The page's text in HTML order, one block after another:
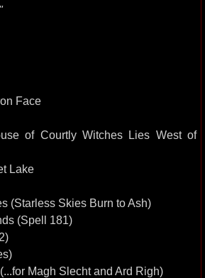
Face
of Courtly Witches Lies West of
Lake
(Starless Skies Burn to Ash)
(Spell 181)
Magh Slecht and Ard Righ)